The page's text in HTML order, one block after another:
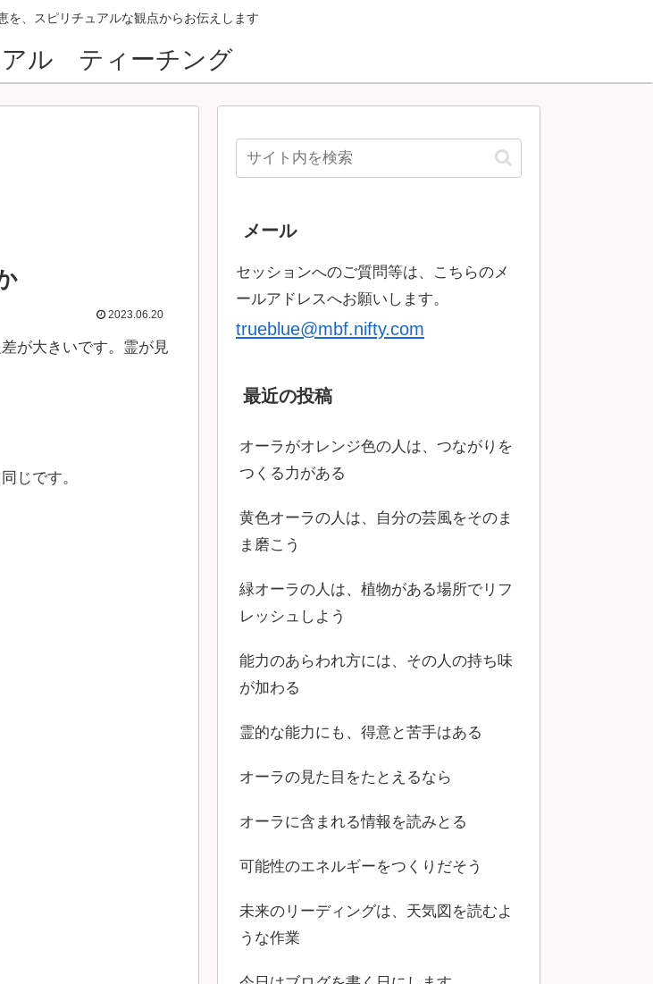
を、スピリチュアルな観点からお伝えします
アル ティーチング
2023.06.20
が大きいです。霊が見
じです。
メール
セッションへのご質問等は、こちらのメ
ールアドレスへお願いします。
trueblue@mbf.nifty.com
最近の投稿
オーラがオレンジ色の人は、つながりを
つくる力がある
黄色オーラの人は、自分の芸風をそのま
ま磨こう
緑オーラの人は、植物がある場所でリフ
レッシュしよう
能力のあらわれ方には、その人の持ち味
が加わる
霊的な能力にも、得意と苦手はある
オーラの見た目をたとえるなら
オーラに含まれる情報を読みとる
可能性のエネルギーをつくりだそう
未来のリーディングは、天気図を読むよ
うな作業